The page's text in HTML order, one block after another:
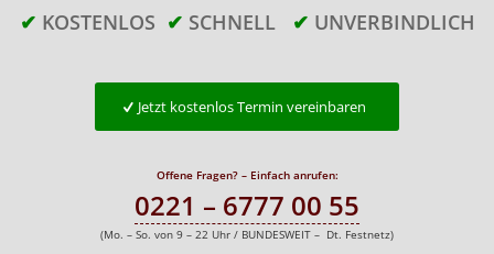
✔ KOSTENLOS ✔ SCHNELL ✔ UNVERBINDLICH
Jetzt kostenlos Termin vereinbaren
Offene Fragen? – Einfach anrufen:
0221 – 6777 00 55
(Mo. – So. von 9 – 22 Uhr / BUNDESWEIT – Dt. Festnetz)